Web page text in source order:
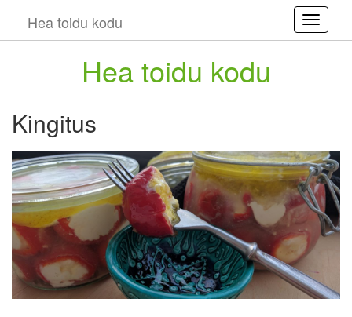
Hea toidu kodu
Hea toidu kodu
Kingitus